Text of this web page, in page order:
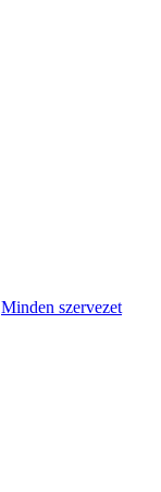
Minden szervezet